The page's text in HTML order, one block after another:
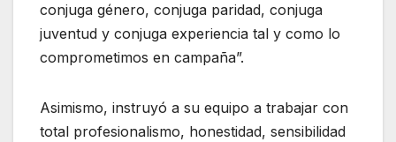
conjuga género, conjuga paridad, conjuga
juventud y conjuga experiencia tal y como lo
comprometimos en campaña”.
Asimismo, instruyó a su equipo a trabajar con
total profesionalismo, honestidad, sensibilidad